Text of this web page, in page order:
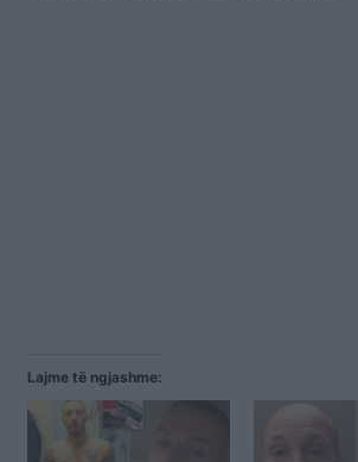
Lajme të ngjashme: